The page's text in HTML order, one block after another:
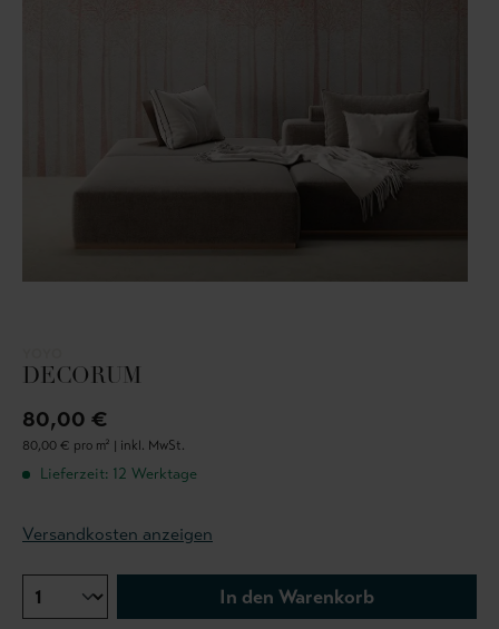
DECORUM
80,00 €
80,00 € pro m² | inkl. MwSt.
Lieferzeit: 12 Werktage
Versandkosten anzeigen
In den Warenkorb